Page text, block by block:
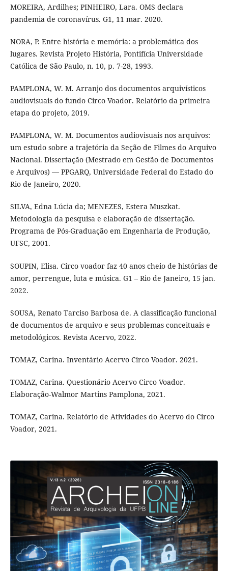
MOREIRA, Ardilhes; PINHEIRO, Lara. OMS declara
pandemia de coronavírus. G1, 11 mar. 2020.
NORA, P. Entre história e memória: a problemática dos
lugares. Revista Projeto História, Pontifícia Universidade
Católica de São Paulo, n. 10, p. 7-28, 1993.
PAMPLONA, W. M. Arranjo dos documentos arquivísticos
audiovisuais do fundo Circo Voador. Relatório da primeira
etapa do projeto, 2019.
PAMPLONA, W. M. Documentos audiovisuais nos arquivos:
um estudo sobre a trajetória da Seção de Filmes do Arquivo
Nacional. Dissertação (Mestrado em Gestão de Documentos
e Arquivos) — PPGARQ, Universidade Federal do Estado do
Rio de Janeiro, 2020.
SILVA, Edna Lúcia da; MENEZES, Estera Muszkat.
Metodologia da pesquisa e elaboração de dissertação.
Programa de Pós-Graduação em Engenharia de Produção,
UFSC, 2001.
SOUPIN, Elisa. Circo voador faz 40 anos cheio de histórias de
amor, perrengue, luta e música. G1 – Rio de Janeiro, 15 jan.
2022.
SOUSA, Renato Tarciso Barbosa de. A classificação funcional
de documentos de arquivo e seus problemas conceituais e
metodológicos. Revista Acervo, 2022.
TOMAZ, Carina. Inventário Acervo Circo Voador. 2021.
TOMAZ, Carina. Questionário Acervo Circo Voador.
Elaboração-Walmor Martins Pamplona, 2021.
TOMAZ, Carina. Relatório de Atividades do Acervo do Circo
Voador, 2021.